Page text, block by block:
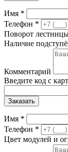
Имя *
Телефон *
Поворот
Наличие
Комментарий
Введите код с
Заказать
Имя *
Телефон *
Цвет модулей и